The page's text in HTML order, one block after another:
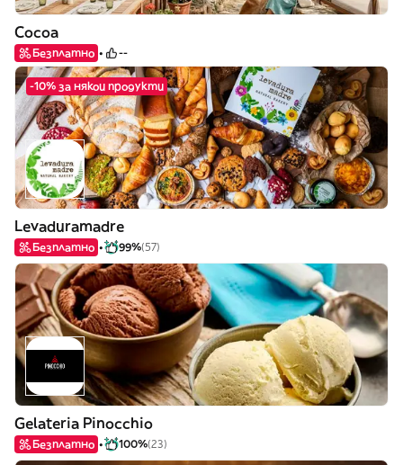
Cocoa
Безплатно --
-10% за някои продукти
Levaduramadre
Безплатно 99%(57)
Gelateria Pinocchio
Безплатно 100%(23)